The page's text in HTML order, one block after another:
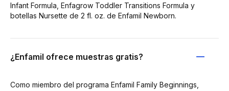
Infant Formula, Enfagrow Toddler Transitions Formula y
botellas Nursette de 2 fl. oz. de Enfamil Newborn.
¿Enfamil ofrece muestras gratis?
Como miembro del programa Enfamil Family Beginnings,